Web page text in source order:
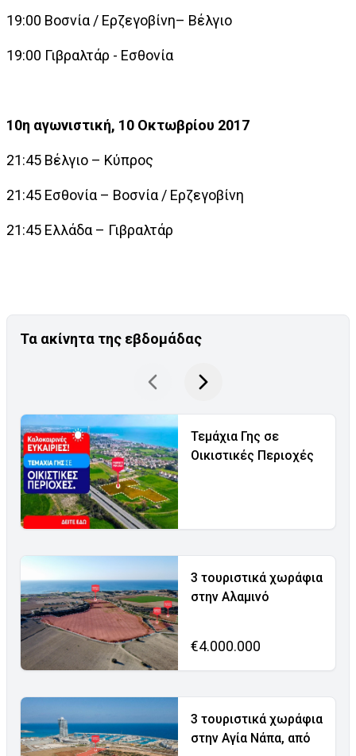
19:00 Βοσνία / Ερζεγοβίνη– Βέλγιο
19:00 Γιβραλτάρ - Εσθονία
10η αγωνιστική, 10 Οκτωβρίου 2017
21:45 Βέλγιο – Κύπρος
21:45 Εσθονία – Βοσνία / Ερζεγοβίνη
21:45 Ελλάδα – Γιβραλτάρ
Τα ακίνητα της εβδομάδας
Τεμάχια Γης σε
Οικιστικές Περιοχές
3 τουριστικά χωράφια
στην Αλαμινό
€4.000.000
3 τουριστικά χωράφια
στην Αγία Νάπα, από